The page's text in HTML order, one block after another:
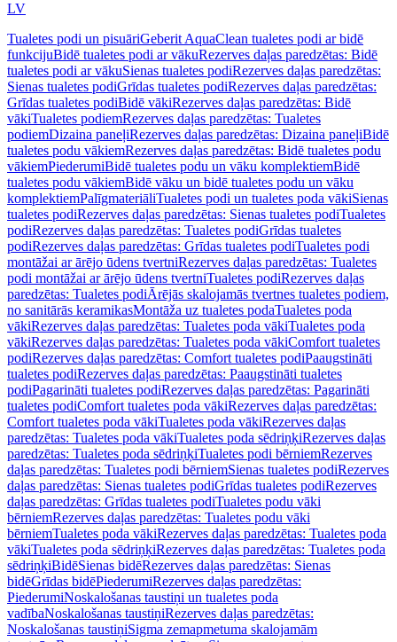
LV
Tualetes podi un pisuāriGeberit AquaClean tualetes podi ar bidē
funkcijuBidē tualetes podi ar vākuRezerves daļas paredzētas: Bidē
tualetes podi ar vākuSienas tualetes podiRezerves daļas paredzētas:
Sienas tualetes podiGrīdas tualetes podiRezerves daļas paredzētas:
Grīdas tualetes podiBidē vākiRezerves daļas paredzētas: Bidē
vākiTualetes podiemRezerves daļas paredzētas: Tualetes
podiemDizaina paneļiRezerves daļas paredzētas: Dizaina paneļiBidē
tualetes podu vākiemRezerves daļas paredzētas: Bidē tualetes podu
vākiemPiederumiBidē tualetes podu un vāku komplektiemBidē
tualetes podu vākiemBidē vāku un bidē tualetes podu un vāku
komplektiemPalīgmateriāliTualetes podi un tualetes poda vākiSienas
tualetes podiRezerves daļas paredzētas: Sienas tualetes podiTualetes
podiRezerves daļas paredzētas: Tualetes podiGrīdas tualetes
podiRezerves daļas paredzētas: Grīdas tualetes podiTualetes podi
montāžai ar ārējo ūdens tvertniRezerves daļas paredzētas: Tualetes
podi montāžai ar ārējo ūdens tvertniTualetes podiRezerves daļas
paredzētas: Tualetes podiĀrējās skalojamās tvertnes tualetes podiem,
no sanitārās keramikasMontāža uz tualetes podaTualetes poda
vākiRezerves daļas paredzētas: Tualetes poda vākiTualetes poda
vākiRezerves daļas paredzētas: Tualetes poda vākiComfort tualetes
podiRezerves daļas paredzētas: Comfort tualetes podiPaaugstināti
tualetes podiRezerves daļas paredzētas: Paaugstināti tualetes
podiPagarināti tualetes podiRezerves daļas paredzētas: Pagarināti
tualetes podiComfort tualetes poda vākiRezerves daļas paredzētas:
Comfort tualetes poda vākiTualetes poda vākiRezerves daļas
paredzētas: Tualetes poda vākiTualetes poda sēdriņķiRezerves daļas
paredzētas: Tualetes poda sēdriņķiTualetes podi bērniemRezerves
daļas paredzētas: Tualetes podi bērniemSienas tualetes podiRezerves
daļas paredzētas: Sienas tualetes podiGrīdas tualetes podiRezerves
daļas paredzētas: Grīdas tualetes podiTualetes podu vāki
bērniemRezerves daļas paredzētas: Tualetes podu vāki
bērniemTualetes poda vākiRezerves daļas paredzētas: Tualetes poda
vākiTualetes poda sēdriņķiRezerves daļas paredzētas: Tualetes poda
sēdriņķiBidēSienas bidēRezerves daļas paredzētas: Sienas
bidēGrīdas bidēPiederumiRezerves daļas paredzētas:
PiederumiNoskalošanas taustiņi un tualetes poda
vadībaNoskalošanas taustiņiRezerves daļas paredzētas:
Noskalošanas taustiņiSigma zemapmetuma skalojamām